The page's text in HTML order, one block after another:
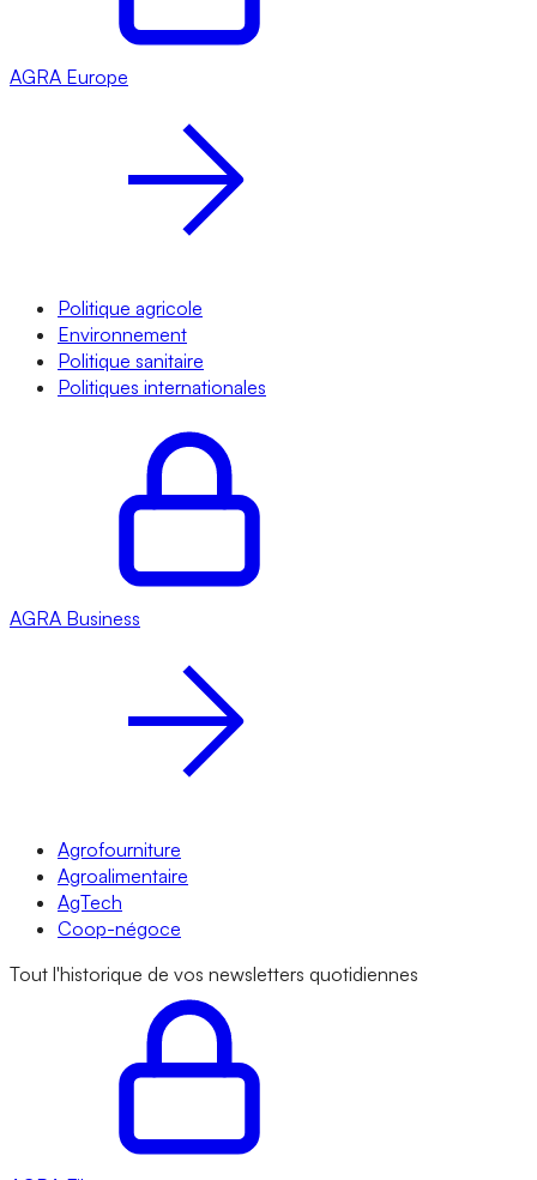
AGRA Europe
Politique agricole
Environnement
Politique sanitaire
Politiques internationales
AGRA Business
Agrofourniture
Agroalimentaire
AgTech
Coop-négoce
Tout l'historique de vos newsletters quotidiennes